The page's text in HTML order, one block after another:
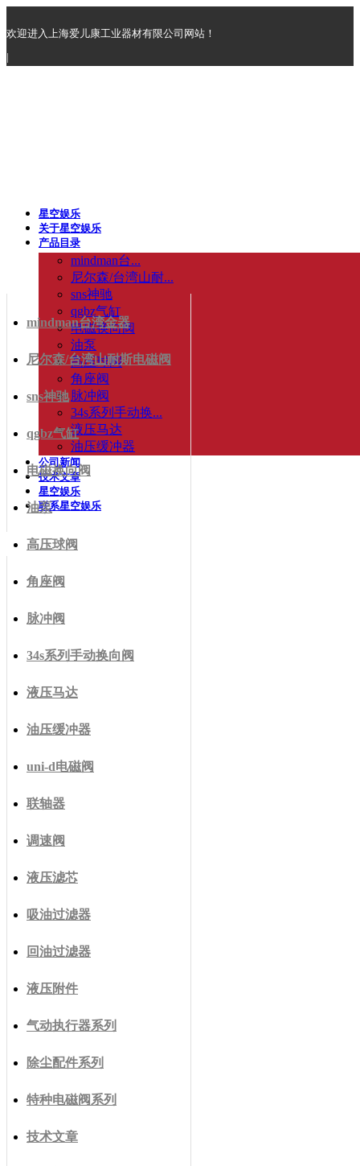
欢迎进入上海爱儿康工业器材有限公司网站！
|
星空娱乐
关于星空娱乐
产品目录
mindman台...
尼尔森/台湾山耐...
sns神驰
qgbz气缸
电磁换向阀
油泵
高压球阀
角座阀
脉冲阀
34s系列手动换...
液压马达
油压缓冲器
公司新闻
技术文章
星空娱乐
联系星空娱乐
mindman台湾金器
尼尔森/台湾山耐斯电磁阀
sns神驰
qgbz气缸
电磁换向阀
油泵
高压球阀
角座阀
脉冲阀
34s系列手动换向阀
液压马达
油压缓冲器
uni-d电磁阀
联轴器
调速阀
液压滤芯
吸油过滤器
回油过滤器
液压附件
气动执行器系列
除尘配件系列
特种电磁阀系列
技术文章